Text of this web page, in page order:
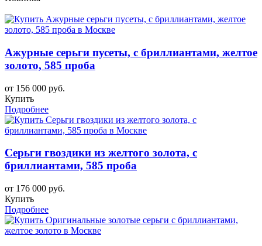
Ажурные серьги пусеты, с бриллиантами, желтое
золото, 585 проба
от 156 000 руб.
Купить
Подробнее
Серьги гвоздики из желтого золота, с
бриллиантами, 585 проба
от 176 000 руб.
Купить
Подробнее